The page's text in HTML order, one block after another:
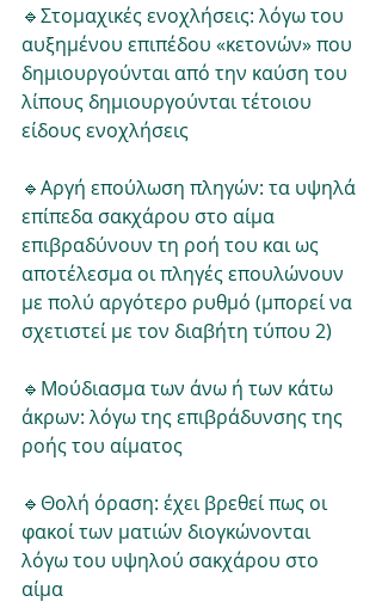
🔹️Στομαχικές ενοχλήσεις: λόγω του
αυξημένου επιπέδου «κετονών» που
δημιουργούνται από την καύση του
λίπους δημιουργούνται τέτοιου
είδους ενοχλήσεις
🔹️Αργή επούλωση πληγών: τα υψηλά
επίπεδα σακχάρου στο αίμα
επιβραδύνουν τη ροή του και ως
αποτέλεσμα οι πληγές επουλώνουν
με πολύ αργότερο ρυθμό (μπορεί να
σχετιστεί με τον διαβήτη τύπου 2)
🔹️Μούδιασμα των άνω ή των κάτω
άκρων: λόγω της επιβράδυνσης της
ροής του αίματος
🔹️Θολή όραση: έχει βρεθεί πως οι
φακοί των ματιών διογκώνονται
λόγω του υψηλού σακχάρου στο
αίμα